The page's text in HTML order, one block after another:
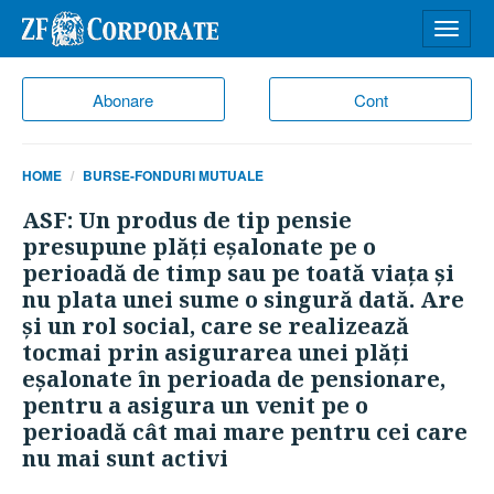
Abonare Cont
meniu
HOME BURSE-FONDURI MUTUALE
ASF: Un produs de tip pensie
presupune plăţi eşalonate pe o
perioadă de timp sau pe toată viaţa şi
nu plata unei sume o singură dată. Are
şi un rol social, care se realizează
tocmai prin asigurarea unei plăţi
eşalonate în perioada de pensionare,
pentru a asigura un venit pe o
perioadă cât mai mare pentru cei care
nu mai sunt activi